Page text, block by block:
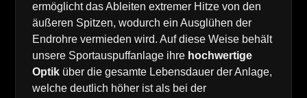
ermöglicht das Ableiten extremer Hitze von den
äußeren Spitzen, wodurch ein Ausglühen der
Endrohre vermieden wird. Auf diese Weise behält
unsere Sportauspuffanlage ihre hochwertige
Optik über die gesamte Lebensdauer der Anlage,
welche deutlich höher ist als bei der